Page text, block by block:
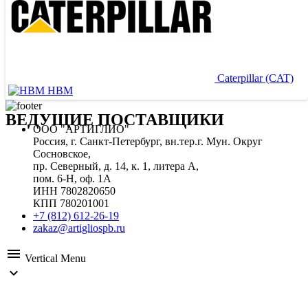
ВЕДУЩИЕ ПОСТАВЩИКИ
Caterpillar (CAT)
HBM
ООО "АРТИГЛИО"
Россия, г. Санкт-Петербург, вн.тер.г. Мун. Округ
Сосновское,
пр. Северный, д. 14, к. 1, литера А,
пом. 6-Н, оф. 1А
ИНН 7802820650
КПП 780201001
+7 (812) 612-26-19
zakaz@artigliospb.ru
menu Vertical Menu
expand_more